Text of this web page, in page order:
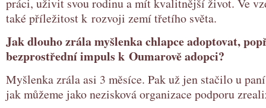
práci, uživit svou rodinu a mít kvalitnější život. Ve
také příležitost k rozvoji zemí třetího světa.
Jak dlouho zrála myšlenka chlapce adoptovat,
bezprostřední impuls k Oumarově adopci?
Myšlenka zrála asi 3 měsíce. Pak už jen stačilo u
jak můžeme jako nezisková organizace podporu